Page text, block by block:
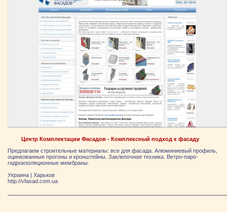
Центр Комплектации Фасадов - Комплексный подход к фасаду
Предлагаем строительные материалы: все для фасада. Алюминиевый профиль,
оцинкованные прогоны и кронштейны. Заклепочная техника. Ветро-паро-
гидроизоляционные мембраны.
Украина | Харьков
http://vfasad.com.ua